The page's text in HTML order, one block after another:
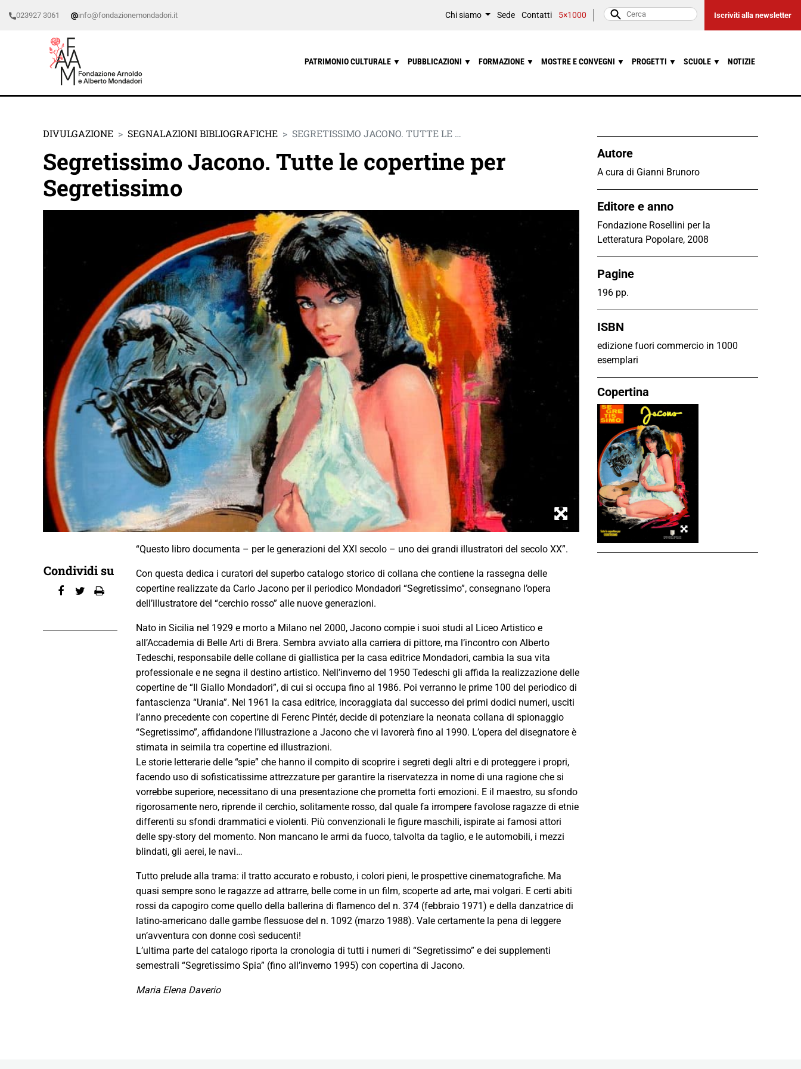
023927 3061 info@fondazionemondadori.it Chi siamo Sede Contatti 5×1000 Iscriviti alla newsletter
PATRIMONIO CULTURALE ▼ PUBBLICAZIONI ▼ FORMAZIONE ▼ MOSTRE E CONVEGNI ▼ PROGETTI ▼ SCUOLE ▼ NOTIZIE
Autore
A cura di Gianni Brunoro
Editore e anno
Fondazione Rosellini per la
Letteratura Popolare, 2008
Pagine
196 pp.
ISBN
edizione fuori commercio in 1000
esemplari
Copertina
DIVULGAZIONE SEGNALAZIONI BIBLIOGRAFICHE SEGRETISSIMO JACONO. TUTTE LE …
Segretissimo Jacono. Tutte le copertine per
Segretissimo
Condividi su
“Questo libro documenta – per le generazioni del XXI secolo – uno dei grandi illustratori del secolo XX”.
Con questa dedica i curatori del superbo catalogo storico di collana che contiene la rassegna delle
copertine realizzate da Carlo Jacono per il periodico Mondadori “Segretissimo”, consegnano l’opera
dell’illustratore del “cerchio rosso” alle nuove generazioni.
Nato in Sicilia nel 1929 e morto a Milano nel 2000, Jacono compie i suoi studi al Liceo Artistico e
all’Accademia di Belle Arti di Brera. Sembra avviato alla carriera di pittore, ma l’incontro con Alberto
Tedeschi, responsabile delle collane di giallistica per la casa editrice Mondadori, cambia la sua vita
professionale e ne segna il destino artistico. Nell’inverno del 1950 Tedeschi gli affida la realizzazione delle
copertine de “Il Giallo Mondadori”, di cui si occupa fino al 1986. Poi verranno le prime 100 del periodico di
fantascienza “Urania”. Nel 1961 la casa editrice, incoraggiata dal successo dei primi dodici numeri, usciti
l’anno precedente con copertine di Ferenc Pintér, decide di potenziare la neonata collana di spionaggio
“Segretissimo”, affidandone l’illustrazione a Jacono che vi lavorerà fino al 1990. L’opera del disegnatore è
stimata in seimila tra copertine ed illustrazioni.
Le storie letterarie delle “spie” che hanno il compito di scoprire i segreti degli altri e di proteggere i propri,
facendo uso di sofisticatissime attrezzature per garantire la riservatezza in nome di una ragione che si
vorrebbe superiore, necessitano di una presentazione che prometta forti emozioni. E il maestro, su sfondo
rigorosamente nero, riprende il cerchio, solitamente rosso, dal quale fa irrompere favolose ragazze di etnie
differenti su sfondi drammatici e violenti. Più convenzionali le figure maschili, ispirate ai famosi attori
delle spy-story del momento. Non mancano le armi da fuoco, talvolta da taglio, e le automobili, i mezzi
blindati, gli aerei, le navi…
Tutto prelude alla trama: il tratto accurato e robusto, i colori pieni, le prospettive cinematografiche. Ma
quasi sempre sono le ragazze ad attrarre, belle come in un film, scoperte ad arte, mai volgari. E certi abiti
rossi da capogiro come quello della ballerina di flamenco del n. 374 (febbraio 1971) e della danzatrice di
latino-americano dalle gambe flessuose del n. 1092 (marzo 1988). Vale certamente la pena di leggere
un’avventura con donne così seducenti!
L’ultima parte del catalogo riporta la cronologia di tutti i numeri di “Segretissimo” e dei supplementi
semestrali “Segretissimo Spia” (fino all’inverno 1995) con copertina di Jacono.
Maria Elena Daverio